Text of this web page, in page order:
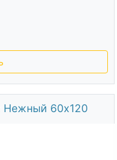
Нежный 60х120